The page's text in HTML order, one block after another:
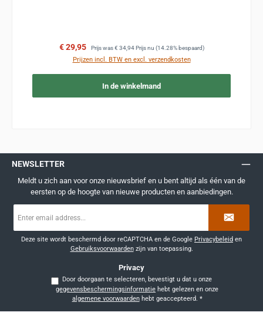
Verkoopprijs:
€ 29,95 Prijs was Normale prijs:
€ 34,94Prijs nu (14.28% bespaard)
Prijzen incl. BTW en excl. verzendkosten
In de winkelmand
NEWSLETTER
Meldt u zich aan voor onze nieuwsbrief en u bent altijd als één van de
eersten op de hoogte van nieuwe producten en aanbiedingen.
mailadres
Deze site wordt beschermd door reCAPTCHA en de Google Privacybeleid en
Gebruiksvoorwaardenzijn van toepassing.
Privacy
Door doorgaan te selecteren, bevestigt u dat u onze
gegevensbeschermingsinformatie
algemene voorwaardenhebt geaccepteerd. *